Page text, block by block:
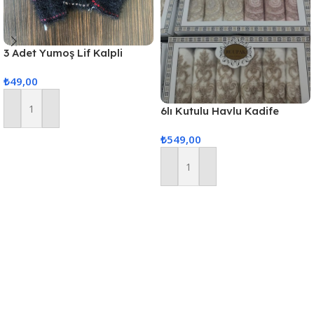
3 Adet Yumoş Lif Kalpli
₺49,00
Sepete Ekle
6lı Kutulu Havlu Kadife
₺549,00
Sepete Ekle